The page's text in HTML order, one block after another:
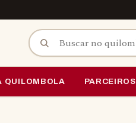
Buscar por:
QUILOMBOLA PARCEIROS